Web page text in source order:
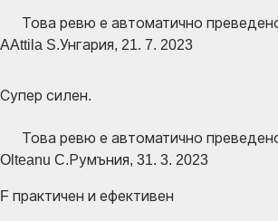
Това ревю е автоматично
AAttila S.Унгария, 21. 7. 2023
Супер силен.
Това ревю е автоматично
Olteanu C. Румъния, 31. 3. 2023
F практичен и ефективен